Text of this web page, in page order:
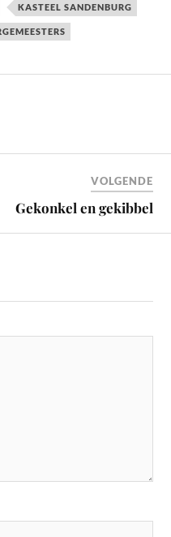
KASTEEL SANDENBURG
VOLGENDE
Gekonkel en gekibbel